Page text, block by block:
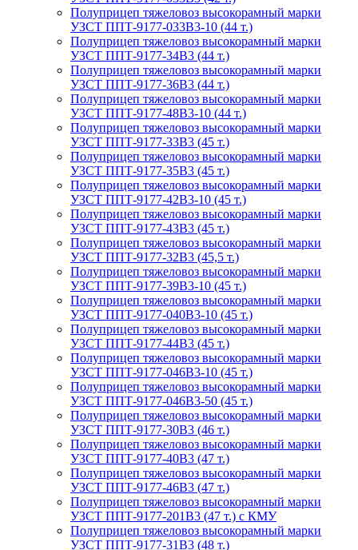
Полуприцеп тяжеловоз высокорамный марки
УЗСТ ППТ-9177-033В3-10 (44 т.)
Полуприцеп тяжеловоз высокорамный марки
УЗСТ ППТ-9177-34В3 (44 т.)
Полуприцеп тяжеловоз высокорамный марки
УЗСТ ППТ-9177-36В3 (44 т.)
Полуприцеп тяжеловоз высокорамный марки
УЗСТ ППТ-9177-48В3-10 (44 т.)
Полуприцеп тяжеловоз высокорамный марки
УЗСТ ППТ-9177-33В3 (45 т.)
Полуприцеп тяжеловоз высокорамный марки
УЗСТ ППТ-9177-35В3 (45 т.)
Полуприцеп тяжеловоз высокорамный марки
УЗСТ ППТ-9177-42В3-10 (45 т.)
Полуприцеп тяжеловоз высокорамный марки
УЗСТ ППТ-9177-43В3 (45 т.)
Полуприцеп тяжеловоз высокорамный марки
УЗСТ ППТ-9177-32В3 (45,5 т.)
Полуприцеп тяжеловоз высокорамный марки
УЗСТ ППТ-9177-39В3-10 (45 т.)
Полуприцеп тяжеловоз высокорамный марки
УЗСТ ППТ-9177-040В3-10 (45 т.)
Полуприцеп тяжеловоз высокорамный марки
УЗСТ ППТ-9177-44В3 (45 т.)
Полуприцеп тяжеловоз высокорамный марки
УЗСТ ППТ-9177-046В3-10 (45 т.)
Полуприцеп тяжеловоз высокорамный марки
УЗСТ ППТ-9177-046В3-50 (45 т.)
Полуприцеп тяжеловоз высокорамный марки
УЗСТ ППТ-9177-30В3 (46 т.)
Полуприцеп тяжеловоз высокорамный марки
УЗСТ ППТ-9177-40В3 (47 т.)
Полуприцеп тяжеловоз высокорамный марки
УЗСТ ППТ-9177-46В3 (47 т.)
Полуприцеп тяжеловоз высокорамный марки
УЗСТ ППТ-9177-201В3 (47 т.) с КМУ
Полуприцеп тяжеловоз высокорамный марки
УЗСТ ППТ-9177-31В3 (48 т.)